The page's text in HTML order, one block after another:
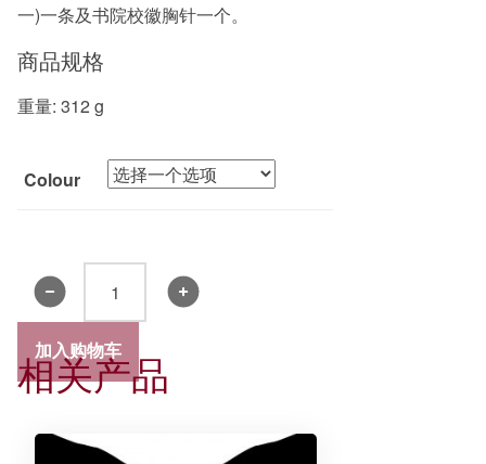
一)一条及书院校徽胸针一个。
商品规格
重量: 312 g
Colour
领
带
2019
加入购物车
相关产品